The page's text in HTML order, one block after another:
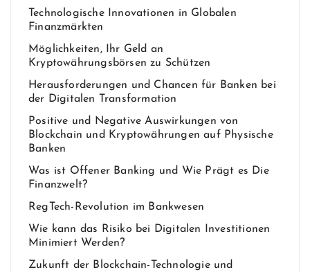
Technologische Innovationen in Globalen
Finanzmärkten
Möglichkeiten, Ihr Geld an
Kryptowährungsbörsen zu Schützen
Herausforderungen und Chancen für Banken bei
der Digitalen Transformation
Positive und Negative Auswirkungen von
Blockchain und Kryptowährungen auf Physische
Banken
Was ist Offener Banking und Wie Prägt es Die
Finanzwelt?
RegTech-Revolution im Bankwesen
Wie kann das Risiko bei Digitalen Investitionen
Minimiert Werden?
Zukunft der Blockchain-Technologie und